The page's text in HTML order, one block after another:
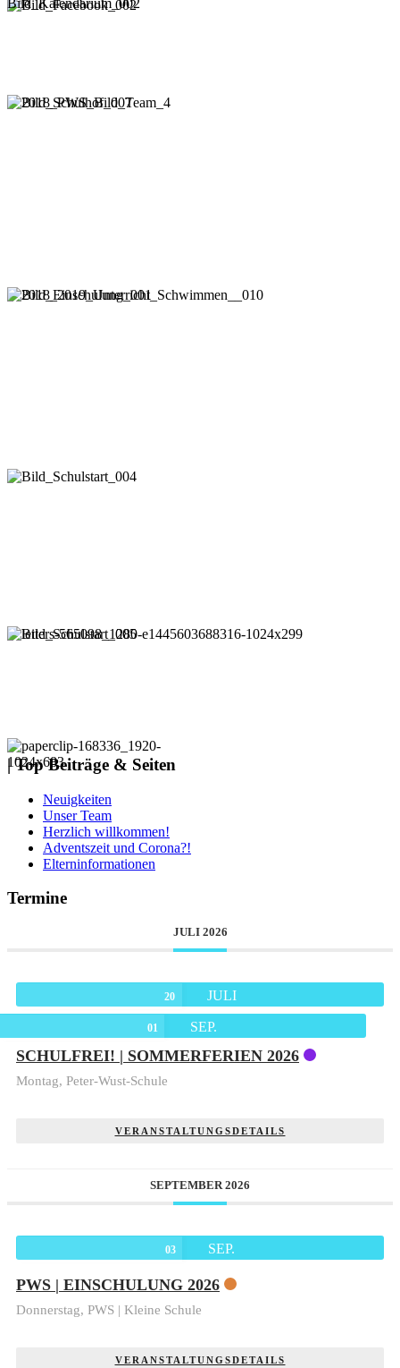
| Top Beiträge & Seiten
Neuigkeiten
Unser Team
Herzlich willkommen!
Adventszeit und Corona?!
Elterninformationen
Termine
JULI 2026
20 JULI
01 SEP.
SCHULFREI! | SOMMERFERIEN 2026
Montag, Peter-Wust-Schule
VERANSTALTUNGSDETAILS
SEPTEMBER 2026
03 SEP.
PWS | EINSCHULUNG 2026
Donnerstag, PWS | Kleine Schule
VERANSTALTUNGSDETAILS